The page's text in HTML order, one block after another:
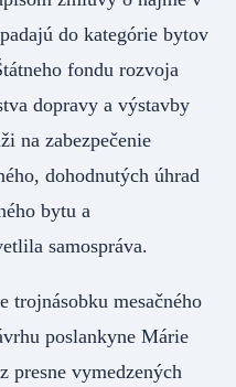
do kategórie bytov
fondu rozvoja
dopravy a výstavby
na zabezpečenie
dohodnutých úhrad
bytu a
samospráva.
trojnásobku mesačného
poslankyne Márie
presne vymedzených